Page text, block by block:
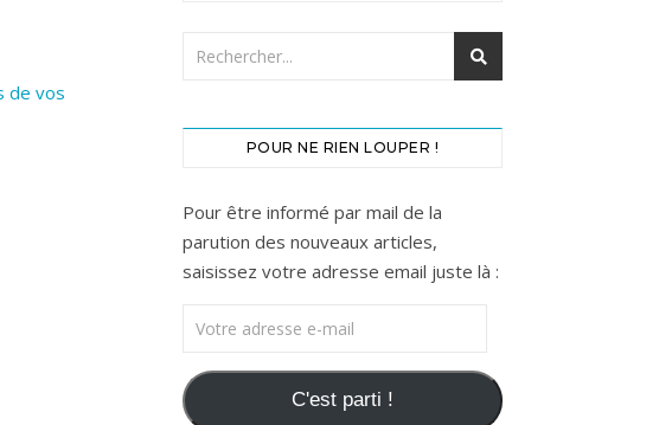
de vos
POUR NE RIEN LOUPER !
Pour être informé par mail de la
parution des nouveaux articles,
saisissez votre adresse email juste là :
Votre adresse e-mail
C'est parti !